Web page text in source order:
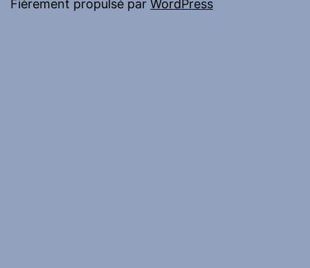
Fièrement propulsé par WordPress